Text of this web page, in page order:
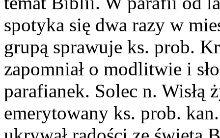
spotyka się dwa razy w
grupą sprawuje ks. prob.
zapomniał o modlitwie i
parafianek. Solec n.
emerytowany ks. prob.